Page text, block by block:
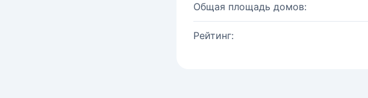
Общая площадь домов:
Рейтинг: